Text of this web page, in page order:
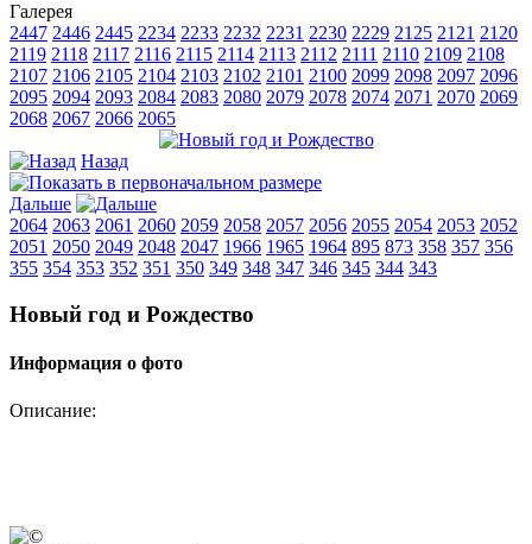
Галерея
2447 2446 2445 2234 2233 2232 2231 2230 2229 2125 2121 2120
2119 2118 2117 2116 2115 2114 2113 2112 2111 2110 2109 2108
2107 2106 2105 2104 2103 2102 2101 2100 2099 2098 2097 2096
2095 2094 2093 2084 2083 2080 2079 2078 2074 2071 2070 2069
2068 2067 2066 2065
Назад
Дальше
2064 2063 2061 2060 2059 2058 2057 2056 2055 2054 2053 2052
2051 2050 2049 2048 2047 1966 1965 1964 895 873 358 357 356
355 354 353 352 351 350 349 348 347 346 345 344 343
Новый год и Рождество
Информация о фото
Описание: